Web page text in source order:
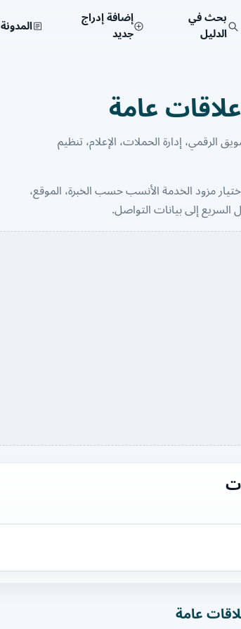
بحث في
الدليل
إضافة إدراج
جديد المدونة
عامة
الرقمي، إدارة الحملات، الإعلام، تنظيم
مزود الخدمة الأنسب حسب الخبرة، الموقع،
السريع إلى بيانات التواصل.
عامة